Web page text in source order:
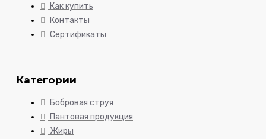
Как купить
Контакты
Сертификаты
Категории
Бобровая струя
Пантовая продукция
Жиры